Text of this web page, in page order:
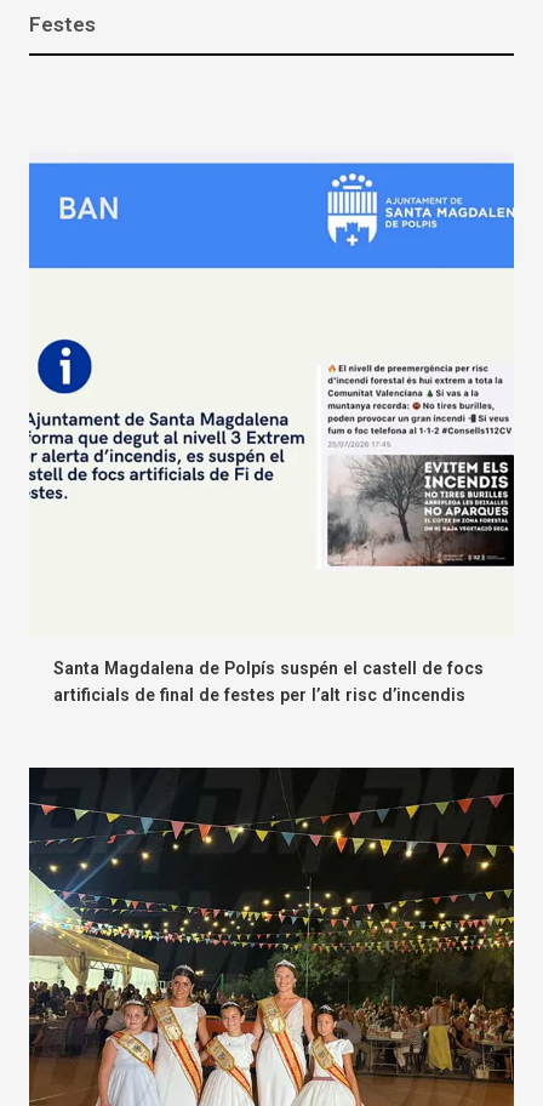
Festes
Santa Magdalena de Polpís suspén el castell de focs
artificials de final de festes per l’alt risc d’incendis